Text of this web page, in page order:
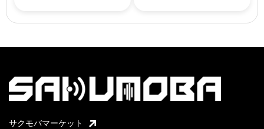
サクモバマーケット